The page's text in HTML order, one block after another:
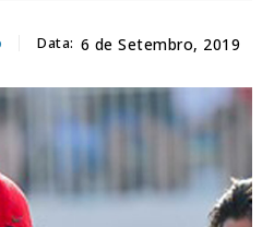
Data: 6 de Setembro, 2019